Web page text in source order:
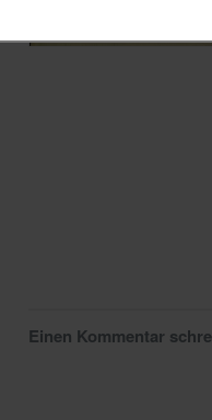
Einen Kommentar